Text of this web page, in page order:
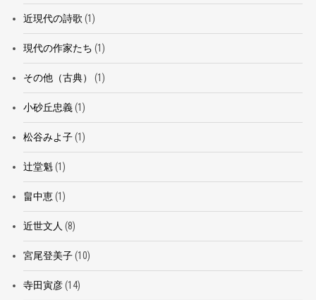
近現代の詩歌 (1)
現代の作家たち (1)
その他（古典） (1)
小砂丘忠義(1)
松谷みよ子(1)
辻堂魁(1)
畠中恵(1)
近世文人 (8)
宮尾登美子(10)
寺田寅彦(14)